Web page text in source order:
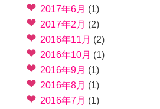
2017年6月 (1)
2017年2月 (2)
2016年11月 (2)
2016年10月 (1)
2016年9月 (1)
2016年8月 (1)
2016年7月 (1)